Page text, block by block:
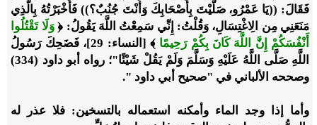
فَقَالَ: ((يَا عَمْرُو، صَلَّيْتَ بِأَصْحَابِكَ وَأَنْتَ جُنُبٌ؟)) فَأَخْبَرْتُهُ بِالَّذِي
مَنَعَنِي مِن الِاغْتِسَالِ، وَقُلْتُ: إِنِّي سَمِعْتُ اللَّهَ يَقُولُ: ﴿وَلَا تَقْتُلُوا
أَنْفُسَكُمْ إِنَّ اللَّهَ كَانَ بِكُمْ رَحِيمًا
﴾ [النساء: 29]، فَضَحِكَ رَسُولُ
اللَّهِ صَلَّى اللَّهُ عَلَيْهِ وَسَلَّمَ وَلَمْ يَقُلْ شَيْئًا"؛ رواه أبو داود (334)
وصححه الألباني في "صحيح أبي داود ".
وأما إذا وجد الماء وأمكنه استعماله بالتسخين: فلا عذر له